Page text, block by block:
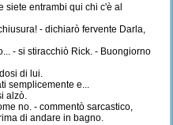
siete entrambi qui chi c'è al
- dichiarò fervente Darla,
- si stiracchiò Rick. - Buongiorno
di lui.
semplicemente e...
alzò.
no. - commentò sarcastico,
di andare in bagno.